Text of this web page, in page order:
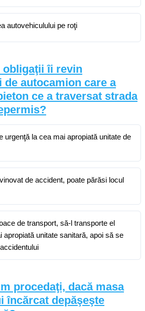
autovehiculului pe roţi
obligaţii îi revin
autocamion care a
ce a traversat strada
urgenţă la cea mai apropiată unitate de
de accident, poate părăsi locul
de transport, să-l transporte el
apropiată unitate sanitară, apoi să se
procedaţi, dacă masa
încărcat depăşeşte